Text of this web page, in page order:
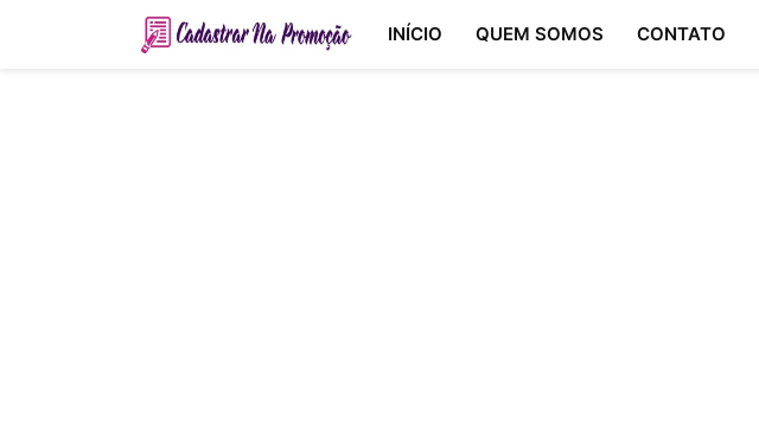
INÍCIO QUEM SOMOS CONTATO